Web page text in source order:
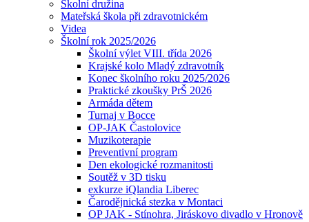
Školní družina
Mateřská škola při zdravotnickém
Videa
Školní rok 2025/2026
Školní výlet VIII. třída 2026
Krajské kolo Mladý zdravotník
Konec školního roku 2025/2026
Praktické zkoušky PrŠ 2026
Armáda dětem
Turnaj v Bocce
OP-JAK Častolovice
Muzikoterapie
Preventivní program
Den ekologické rozmanitosti
Soutěž v 3D tisku
exkurze iQlandia Liberec
Čarodějnická stezka v Montaci
OP JAK - Stínohra, Jiráskovo divadlo v Hronově